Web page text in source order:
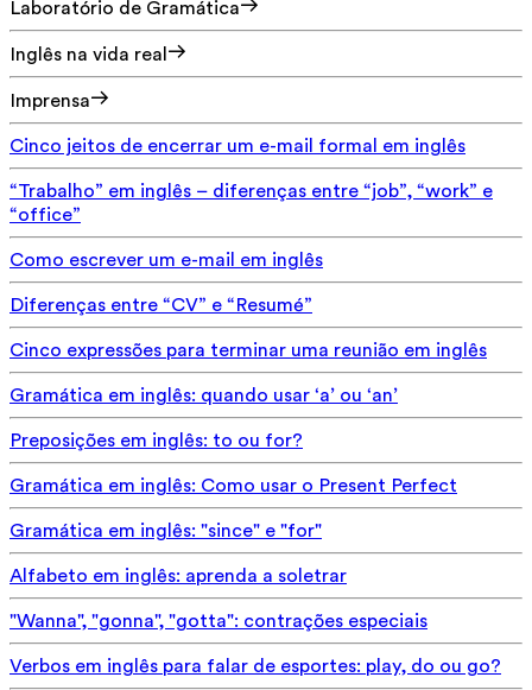
Laboratório de Gramática
Inglês na vida real
Imprensa
Cinco jeitos de encerrar um e-mail formal em inglês
“Trabalho” em inglês – diferenças entre “job”, “work” e
“office”
Como escrever um e-mail em inglês
Diferenças entre “CV” e “Resumé”
Cinco expressões para terminar uma reunião em inglês
Gramática em inglês: quando usar ‘a’ ou ‘an’
Preposições em inglês: to ou for?
Gramática em inglês: Como usar o Present Perfect
Gramática em inglês: "since" e "for"
Alfabeto em inglês: aprenda a soletrar
"Wanna", "gonna", "gotta": contrações especiais
Verbos em inglês para falar de esportes: play, do ou go?